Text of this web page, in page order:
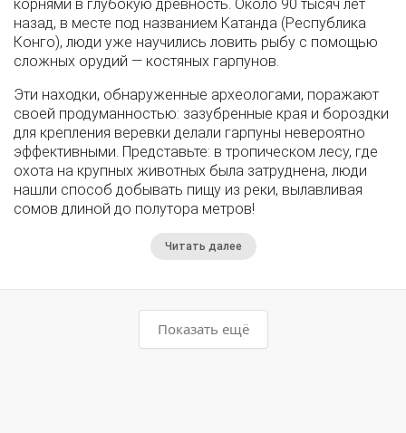
корнями в глубокую древность. Около 90 тысяч лет
назад, в месте под названием Катанда (Республика
Конго), люди уже научились ловить рыбу с помощью
сложных орудий — костяных гарпунов.
Эти находки, обнаруженные археологами, поражают
своей продуманностью: зазубренные края и бороздки
для крепления веревки делали гарпуны невероятно
эффективными. Представьте: в тропическом лесу, где
охота на крупных животных была затруднена, люди
нашли способ добывать пищу из реки, вылавливая
сомов длиной до полутора метров!
Читать далее
Показать ещё